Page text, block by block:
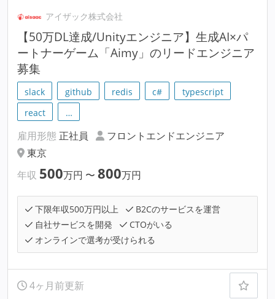
アイザック株式会社
【50万DL達成/Unityエンジニア】生成AI×パ
ートナーゲーム「Aimy」のリードエンジニア
募集
slack github redis c#
typescript
react
…
雇用形態 正社員
フロントエンドエンジニア
東京
年収 500万円 〜 800万円
下限年収500万円以上
B2Cのサービスを運営
自社サービスを開発
CTOがいる
オンラインで選考が受けられる
4ヶ月前更新